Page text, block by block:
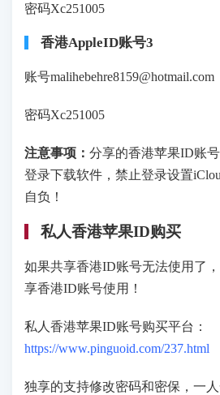
密码Xc251005
香港AppleID账号3
账号malihebehre8159@hotmail.com
密码Xc251005
注意事项： 分享的香港苹果ID账
登录下载软件，禁止登录设置
自负！
私人香港苹果ID购买
如果共享香港ID账号无法使用了
享香港ID账号使用！
私人香港苹果ID账号购买平台：
https://www.pinguoid.com/237.html
独享的支持修改密码和密保，一人